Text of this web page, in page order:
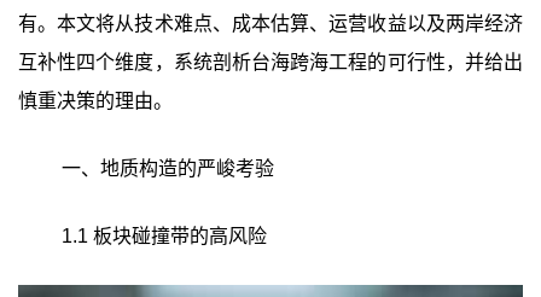
有。本文将从技术难点、成本估算、运营收益以及两岸经济
互补性四个维度，系统剖析台海跨海工程的可行性，并给出
慎重决策的理由。
一、地质构造的严峻考验
1.1 板块碰撞带的高风险